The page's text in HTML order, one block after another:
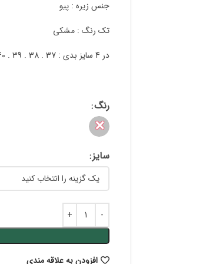
جنس زیره : پیو
تک رنگ : مشکی
در 4 سایز بدی : 37 . 38 . 39 . 40
رنگ
✕
سایز
افزودن به علاقه مندی